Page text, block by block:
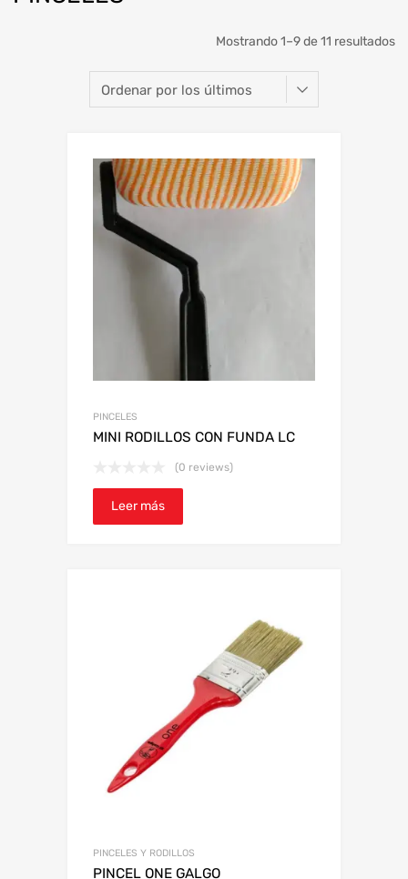
Mostrando 1–9 de 11 resultados
PINCELES
MINI RODILLOS CON FUNDA LC
(0 reviews)
Leer más
PINCELES Y RODILLOS
PINCEL ONE GALGO